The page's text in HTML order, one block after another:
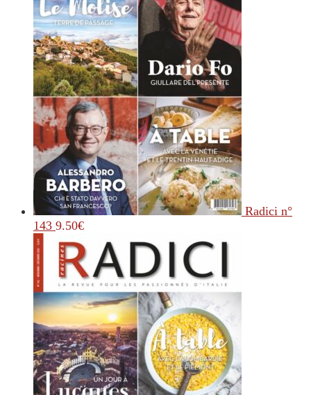
Radici n°
143 9.50€